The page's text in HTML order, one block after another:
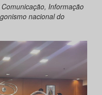
Informação
nacional do